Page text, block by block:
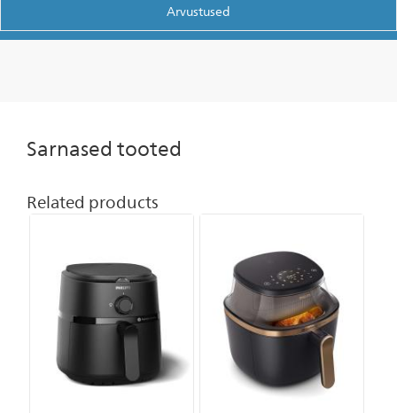
Arvustused
Sarnased tooted
Related products